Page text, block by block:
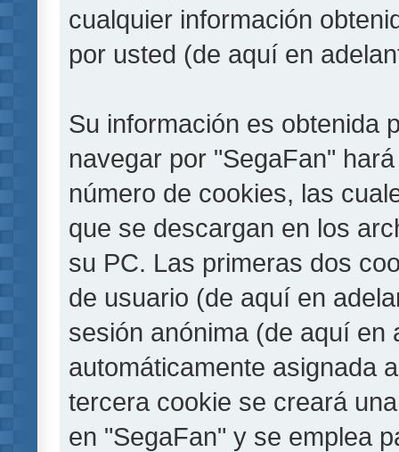
cualquier información
por usted (de aquí en
Su información es obtenida
navegar por "SegaFan"
número de cookies, las
que se descargan en los
su PC. Las primeras dos
de usuario (de aquí en
sesión anónima (de aquí en
automáticamente asignada
tercera cookie se creará
en "SegaFan" y se emplea